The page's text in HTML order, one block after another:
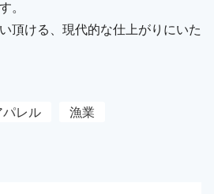
。
頂ける、現代的な仕上がりにいた
パレル
漁業